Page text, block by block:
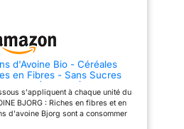
Pionnière du bio grand public
des alternatives végétales et
gourmandes aux aliments
tout en augmentant la part de
végétal dans vos repas
d'Avoine Bio - Céréales
en Fibres - Sans Sucres
- 900 g (Lot de 3)
s'appliquent à chaque unité du
BJORG : Riches en fibres et en
d'avoine Bjorg sont a consommer